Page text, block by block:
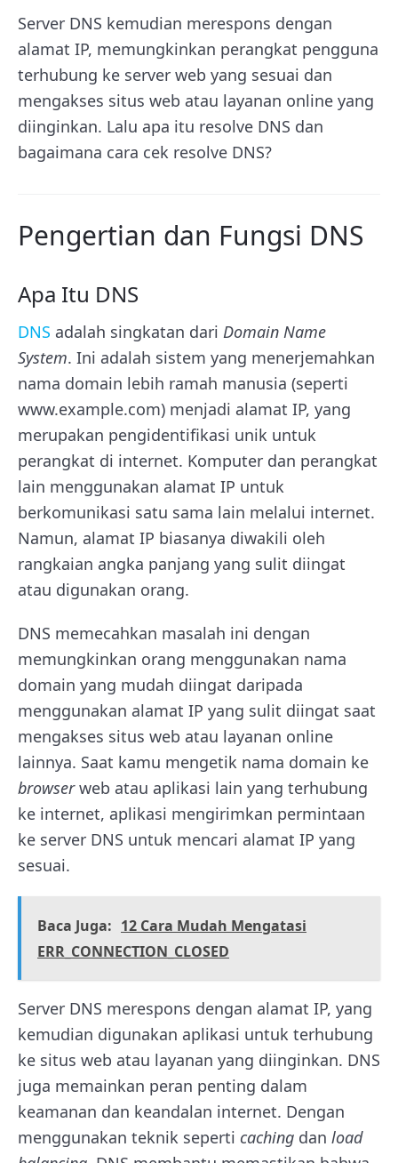
Server DNS kemudian merespons dengan
alamat IP, memungkinkan perangkat pengguna
terhubung ke server web yang sesuai dan
mengakses situs web atau layanan online yang
diinginkan. Lalu apa itu resolve DNS dan
bagaimana cara cek resolve DNS?
Pengertian dan Fungsi DNS
Apa Itu DNS
DNS adalah singkatan dari Domain Name
System. Ini adalah sistem yang menerjemahkan
nama domain lebih ramah manusia (seperti
www.example.com) menjadi alamat IP, yang
merupakan pengidentifikasi unik untuk
perangkat di internet. Komputer dan perangkat
lain menggunakan alamat IP untuk
berkomunikasi satu sama lain melalui internet.
Namun, alamat IP biasanya diwakili oleh
rangkaian angka panjang yang sulit diingat
atau digunakan orang.
DNS memecahkan masalah ini dengan
memungkinkan orang menggunakan nama
domain yang mudah diingat daripada
menggunakan alamat IP yang sulit diingat saat
mengakses situs web atau layanan online
lainnya. Saat kamu mengetik nama domain ke
browserweb atau aplikasi lain yang terhubung
ke internet, aplikasi mengirimkan permintaan
ke server DNS untuk mencari alamat IP yang
sesuai.
Baca Juga: 12 Cara Mudah Mengatasi
ERR_CONNECTION_CLOSED
Server DNS merespons dengan alamat IP, yang
kemudian digunakan aplikasi untuk terhubung
ke situs web atau layanan yang diinginkan. DNS
juga memainkan peran penting dalam
keamanan dan keandalan internet. Dengan
menggunakan teknik seperti caching dan load